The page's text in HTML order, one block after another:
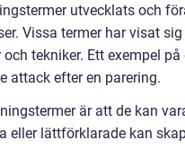
utvecklats och
Vissa termer har visat
tekniker. Ett exempel
attack efter en parering.
är att de kan
eller lättförklarade kan